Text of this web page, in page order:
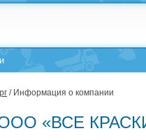
/ Информация о компании
«ВСЕ